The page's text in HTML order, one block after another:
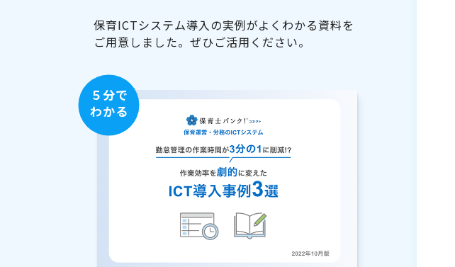
保育ICTシステム導入の実例がよくわかる資料を
ご用意しました。ぜひご活用ください。
５分で
わかる